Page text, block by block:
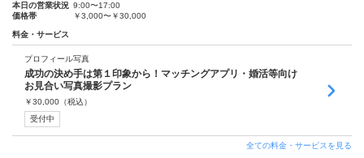
本日の営業状況 9:00〜17:00
価格帯
￥3,000〜￥30,000
料金・サービス
プロフィール写真
成功の決め手は第１印象から！マッチングアプリ・婚活等向け
お見合い写真撮影プラン
￥30,000 （税込）
受付中
全ての料金・サービスを見る